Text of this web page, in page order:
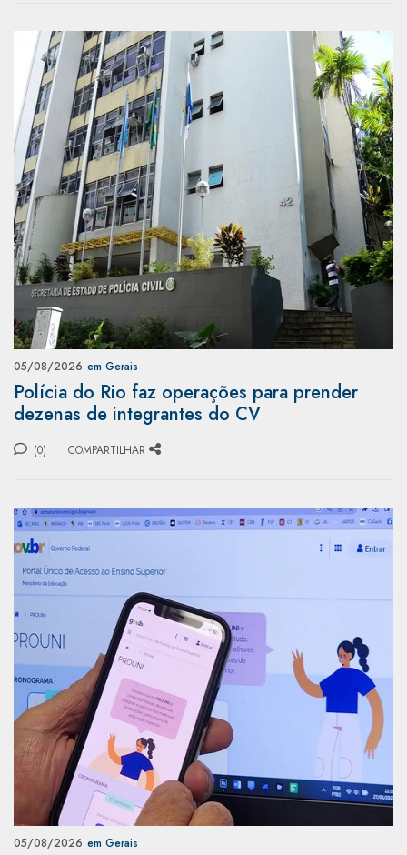
05/08/2026 em Gerais
Polícia do Rio faz operações para prender
dezenas de integrantes do CV
(0) COMPARTILHAR
05/08/2026 em Gerais